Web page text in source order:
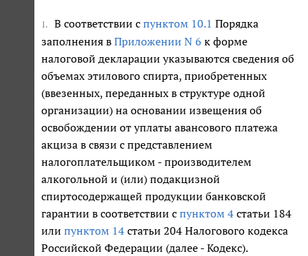
1. В соответствии с пунктом 10.1 Порядка
заполнения в Приложении N 6 к форме
налоговой декларации указываются сведения об
объемах этилового спирта, приобретенных
(ввезенных, переданных в структуре одной
организации) на основании извещения об
освобождении от уплаты авансового платежа
акциза в связи с представлением
налогоплательщиком - производителем
алкогольной и (или) подакцизной
спиртосодержащей продукции банковской
гарантии в соответствии с пунктом 4 статьи 184
или пунктом 14 статьи 204 Налогового кодекса
Российской Федерации (далее - Кодекс).